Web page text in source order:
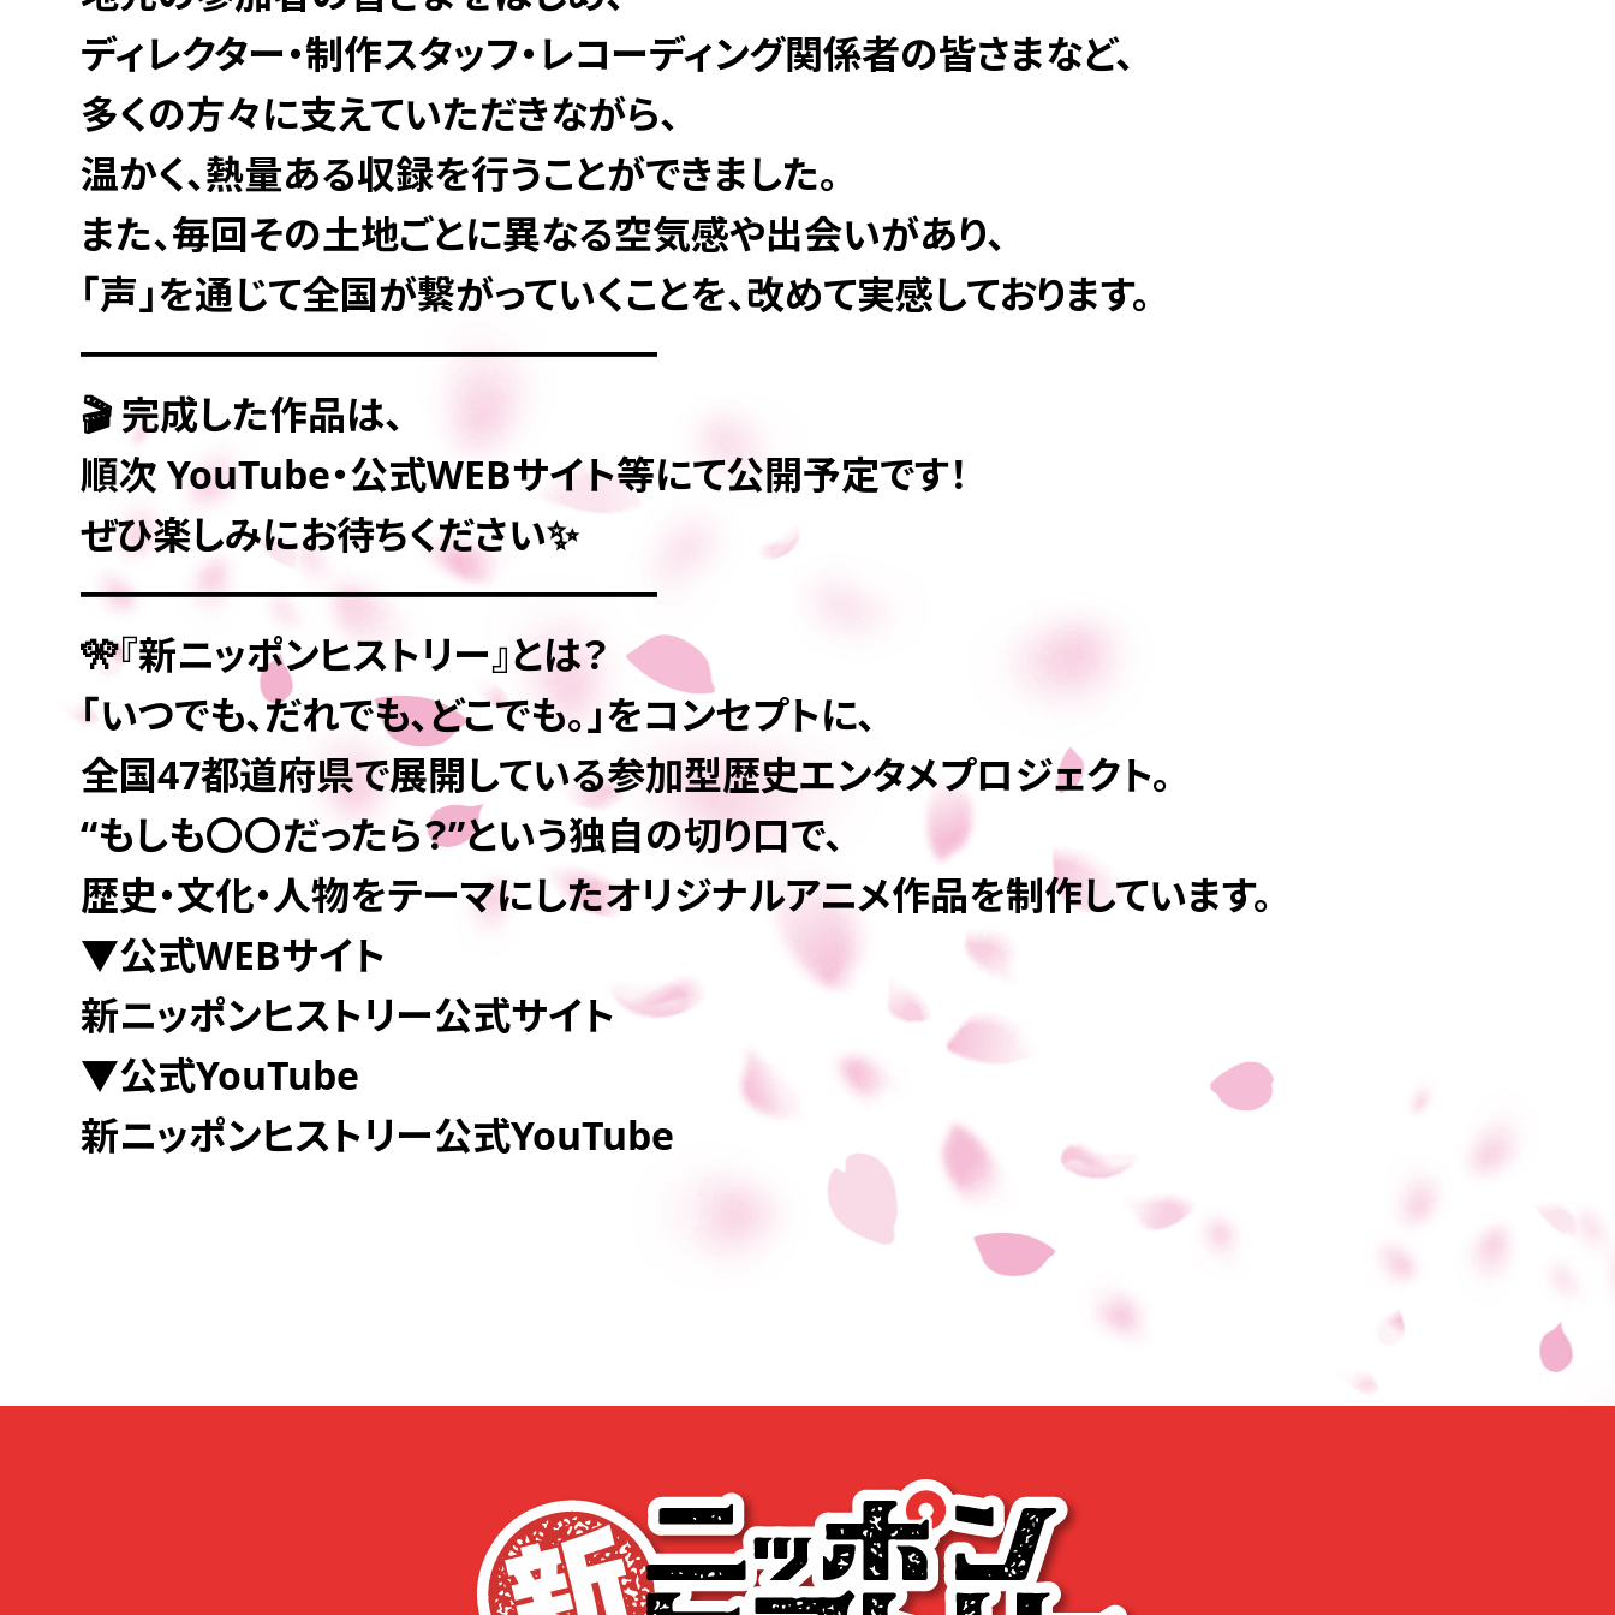
ディレクター・制作スタッフ・レコーディング関係者の皆さまなど、
多くの方々に支えていただきながら、
温かく、熱量ある収録を行うことができました。
また、毎回その土地ごとに異なる空気感や出会いがあり、
「声」を通じて全国が繋がっていくことを、改めて実感しております。
━━━━━━━━━━━━━━━
🎬 完成した作品は、
順次 YouTube・公式WEBサイト等にて公開予定です！
ぜひ楽しみにお待ちください✨
━━━━━━━━━━━━━━━
🎌『新ニッポンヒストリー』とは？
「いつでも、だれでも、どこでも。」をコンセプトに、
全国47都道府県で展開している参加型歴史エンタメプロジェクト。
“もしも〇〇だったら？”という独自の切り口で、
歴史・文化・人物をテーマにしたオリジナルアニメ作品を制作しています。
▼公式WEBサイト
新ニッポンヒストリー公式サイト
▼公式YouTube
新ニッポンヒストリー公式YouTube